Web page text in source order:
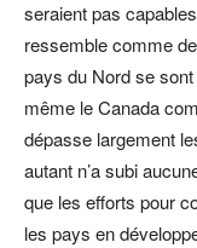
seraient pas
ressemble comme
pays du Nord se
même le Canada
dépasse largement
autant n’a subi
que les efforts pour
les pays en